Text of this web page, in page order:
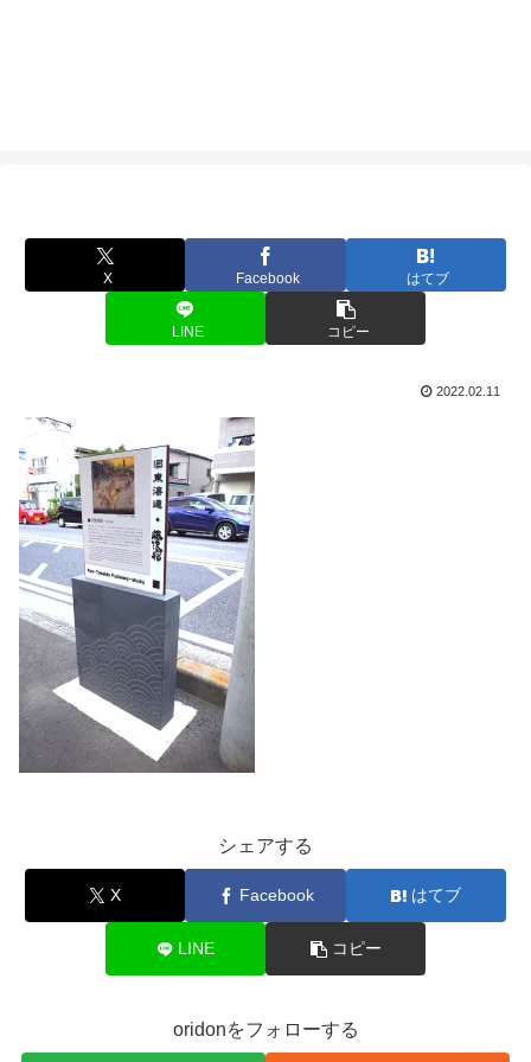
X Facebook はてブ
LINE コピー
2022.02.11
シェアする
X Facebook はてブ
LINE コピー
oridonをフォローする